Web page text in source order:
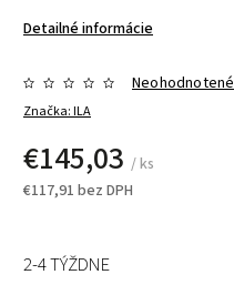
Detailné informácie
Značka:ILA
Neohodnotené
€145,03 / ks
€117,91 bez DPH
2-4 TÝŽDNE